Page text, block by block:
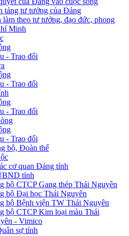
tảng tư tưởng của Đảng
làm theo tư tưởng, đạo đức, phong
Minh
- Trao đổi
- Trao đổi
- Trao đổi
- Trao đổi
bộ, Đoàn thể
cơ quan Đảng tỉnh
tỉnh
bộ CTCP Gang thép Thái Nguyên
bộ Đại học Thái Nguyên
bộ Bệnh viện TW Thái Nguyên
bộ CTCP Kim loại màu Thái
- Vimico
sự tỉnh